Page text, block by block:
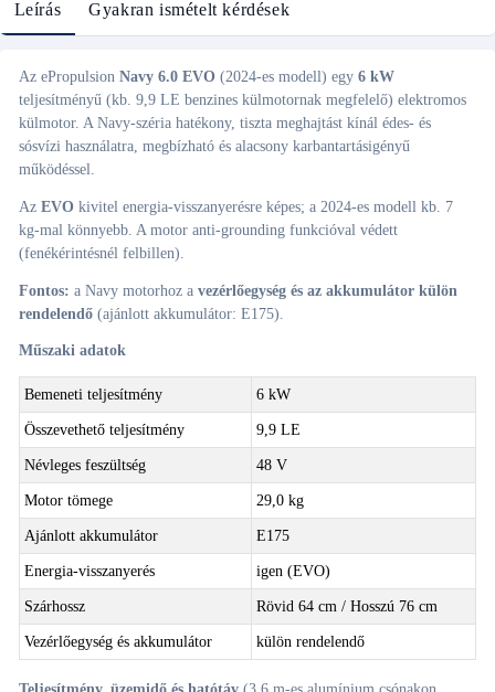
Leírás Gyakran ismételt kérdések
Az ePropulsion Navy 6.0 EVO(2024-es modell) egy 6 kW
teljesítményű (kb. 9,9 LE benzines külmotornak megfelelő) elektromos
külmotor. A Navy-széria hatékony, tiszta meghajtást kínál édes- és
sósvízi használatra, megbízható és alacsony karbantartásigényű
működéssel.
Az EVOkivitel energia-visszanyerésre képes; a 2024-es modell kb. 7
kg-mal könnyebb. A motor anti-grounding funkcióval védett
(fenékérintésnél felbillen).
Fontos: a Navy motorhoz a vezérlőegység és az akkumulátor külön
rendelendő(ajánlott akkumulátor: E175).
Műszaki adatok
Bemeneti teljesítmény 6 kW
Összevethető teljesítmény 9,9 LE
Névleges feszültség 48 V
Motor tömege 29,0 kg
Ajánlott akkumulátor E175
Energia-visszanyerés igen (EVO)
Szárhossz Rövid 64 cm / Hosszú 76 cm
Vezérlőegység és akkumulátor külön rendelendő